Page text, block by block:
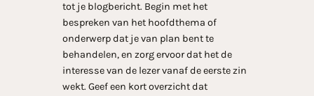
tot je blogbericht. Begin met het
bespreken van het hoofdthema of
onderwerp dat je van plan bent te
behandelen, en zorg ervoor dat het de
interesse van de lezer vanaf de eerste zin
wekt. Geef een kort overzicht dat